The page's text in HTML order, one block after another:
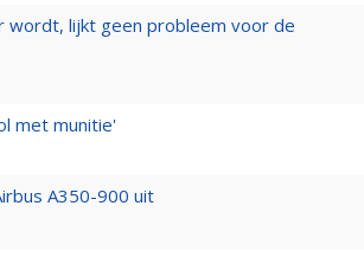
wordt, lijkt geen probleem voor de
met munitie'
A350-900 uit